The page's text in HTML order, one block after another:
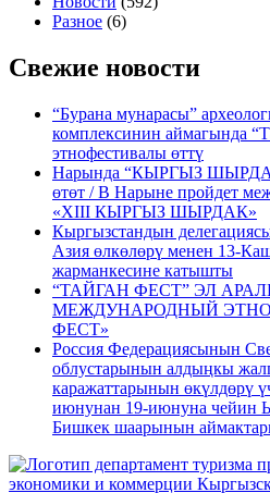
Разное (6)
Свежие новости
“Бурана мунарасы”
комплексинин аймагында
этнофестивалы өттү
Нарында “КЫРГЫЗ
өтөт / В Нарыне пройдет
«XIII КЫРГЫЗ ШЫРДАК»
Кыргызстандын
Азия өлкөлөрү менен 13-
жарманкесине катышты
“ТАЙГАН ФЕСТ” ЭЛ
МЕЖДУНАРОДНЫЙ
ФЕСТ»
Россия Федерациясынын
облустарынын алдыңкы
каражаттарынын өкүлдөрү
июнунан 19-июнуна чейин
Бишкек шаарынын